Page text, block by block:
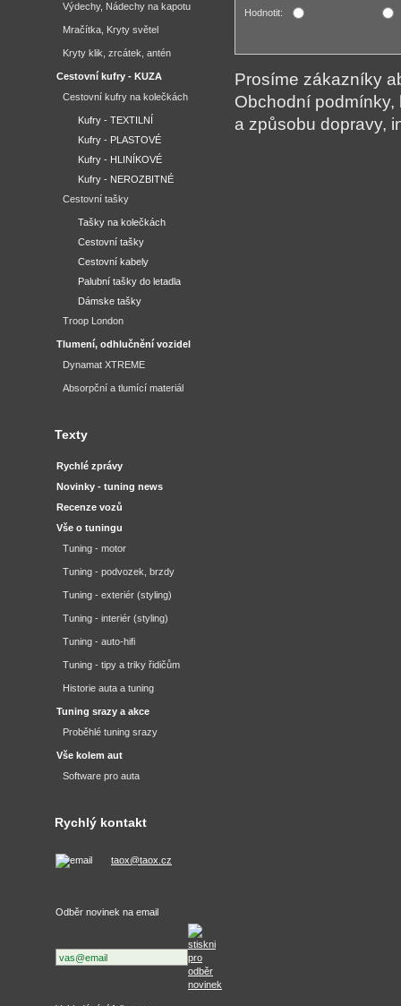
Hodnotit:
Prosíme zákazníky
Obchodní
a způsobu dopravy,
Výdechy, Nádechy na kapotu
Mračítka, Kryty světel
Kryty klik, zrcátek, antén
Cestovní kufry - KUZA
Cestovní kufry na kolečkách
Kufry - TEXTILNÍ
Kufry - PLASTOVÉ
Kufry - HLINÍKOVÉ
Kufry - NEROZBITNÉ
Cestovní tašky
Tašky na kolečkách
Cestovní tašky
Cestovní kabely
Palubní tašky do letadla
Dámske tašky
Troop London
Tlumení, odhlučnění vozidel
Dynamat XTREME
Absorpční a tlumící materiál
Texty
Rychlé zprávy
Novinky - tuning news
Recenze vozů
Vše o tuningu
Tuning - motor
Tuning - podvozek, brzdy
Tuning - exteriér (styling)
Tuning - interiér (styling)
Tuning - auto-hifi
Tuning - tipy a triky řidičům
Historie auta a tuning
Tuning srazy a akce
Proběhlé tuning srazy
Vše kolem aut
Software pro auta
Rychlý kontakt
taox@taox.cz
Odběr novinek na email